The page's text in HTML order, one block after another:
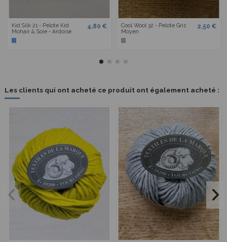
Kid Silk 21 - Pelote Kid
Mohair & Soie - Ardoise
4,80 €
Cool Wool 32 - Pelote Gris
Moyen
2,50 €
Les clients qui ont acheté ce produit ont également acheté :